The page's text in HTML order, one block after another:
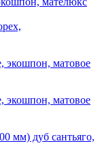
экошпон, матовое
экошпон, матовое
мм) дуб сантьяго,